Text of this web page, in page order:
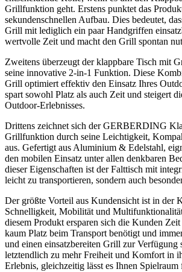
Grillfunktion geht. Erstens punktet das
sekundenschnellen Aufbau. Dies bedeutet,
Grill mit lediglich ein paar Handgriffen
wertvolle Zeit und macht den Grill spontan
Zweitens überzeugt der klappbare Tisch mit
seine innovative 2-in-1 Funktion. Diese
Grill optimiert effektiv den Einsatz Ihres
spart sowohl Platz als auch Zeit und steigert
Outdoor-Erlebnisses.
Drittens zeichnet sich der GERBERDING
Grillfunktion durch seine Leichtigkeit,
aus. Gefertigt aus Aluminium & Edelstahl,
den mobilen Einsatz unter allen denkbaren
dieser Eigenschaften ist der Falttisch mit
leicht zu transportieren, sondern auch
Der größte Vorteil aus Kundensicht ist in der
Schnelligkeit, Mobilität und
diesem Produkt ersparen sich die Kunden
kaum Platz beim Transport benötigt und
und einen einsatzbereiten Grill zur Verfügung
letztendlich zu mehr Freiheit und Komfort in
Erlebnis, gleichzeitig lässt es Ihnen